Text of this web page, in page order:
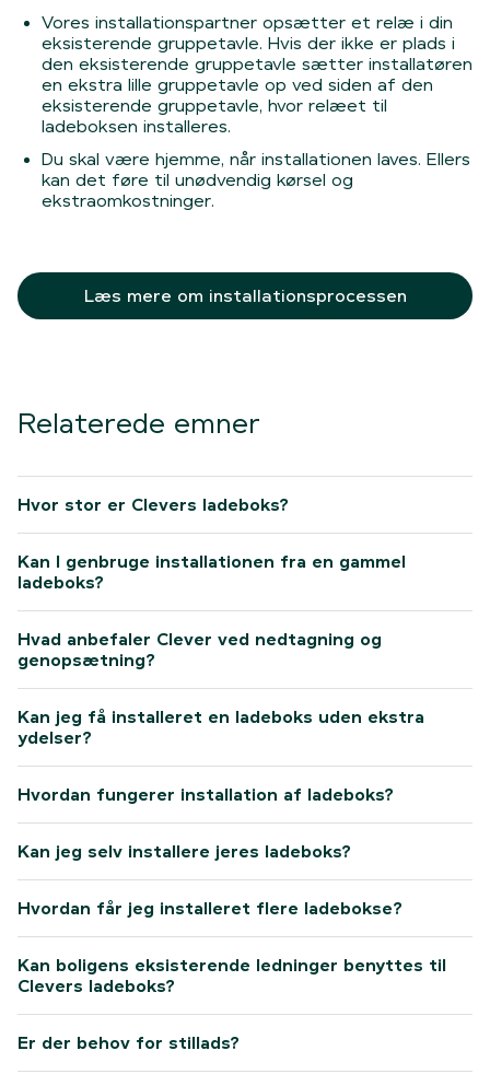
Vores installationspartner opsætter et relæ i din
eksisterende gruppetavle. Hvis der ikke er plads i
den eksisterende gruppetavle sætter installatøren
en ekstra lille gruppetavle op ved siden af den
eksisterende gruppetavle, hvor relæet til
ladeboksen installeres.
Du skal være hjemme, når installationen laves. Ellers
kan det føre til unødvendig kørsel og
ekstraomkostninger.
Læs mere om installationsprocessen
Relaterede emner
Hvor stor er Clevers ladeboks?
Kan I genbruge installationen fra en gammel
ladeboks?
Hvad anbefaler Clever ved nedtagning og
genopsætning?
Kan jeg få installeret en ladeboks uden ekstra
ydelser?
Hvordan fungerer installation af ladeboks?
Kan jeg selv installere jeres ladeboks?
Hvordan får jeg installeret flere ladebokse?
Kan boligens eksisterende ledninger benyttes til
Clevers ladeboks?
Er der behov for stillads?